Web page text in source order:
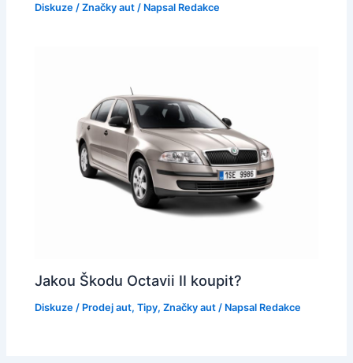
Diskuze /Značky aut / Napsal Redakce
Jakou Škodu Octavii II koupit?
Diskuze / Prodej aut,Tipy,Značky aut / Napsal Redakce